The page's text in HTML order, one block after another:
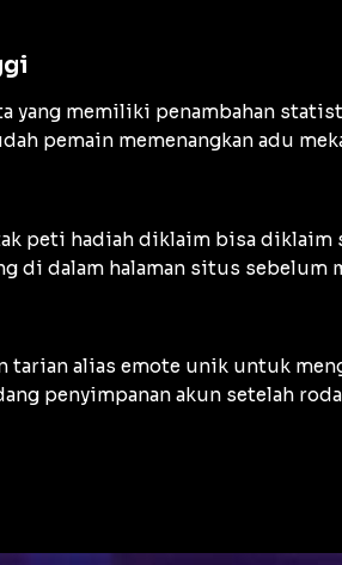
memiliki penambahan
pemain memenangkan adu
peti hadiah diklaim bisa
di dalam halaman situs sebelum
tarian alias emote unik untuk
penyimpanan akun setelah